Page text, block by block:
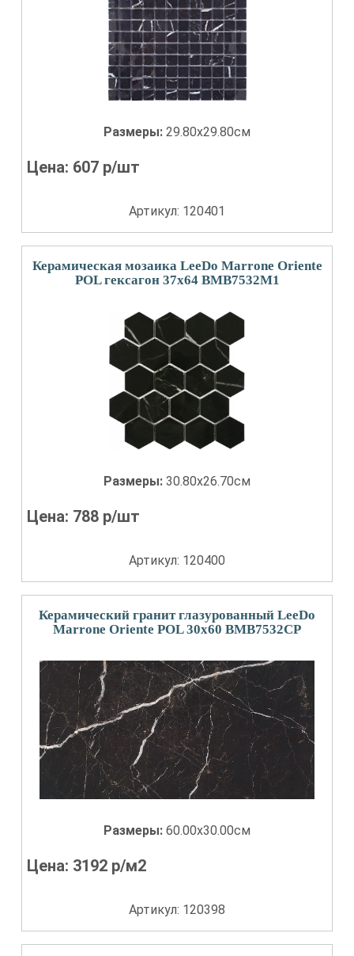
Размеры: 29.80x29.80см
Цена: 607 р/шт
Артикул: 120401
Керамическая мозаика LeeDo Marrone Oriente
POL гексагон 37x64 BMB7532M1
Размеры: 30.80x26.70см
Цена: 788 р/шт
Артикул: 120400
Керамический гранит глазурованный LeeDo
Marrone Oriente POL 30x60 BMB7532CP
Размеры: 60.00x30.00см
Цена: 3192 р/м2
Артикул: 120398